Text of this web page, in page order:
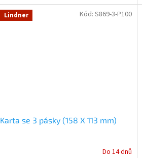
Lindner
Karta se 3 pásky (158 X 113 mm)
Do 14 dnů
Kód: S869-3-P100